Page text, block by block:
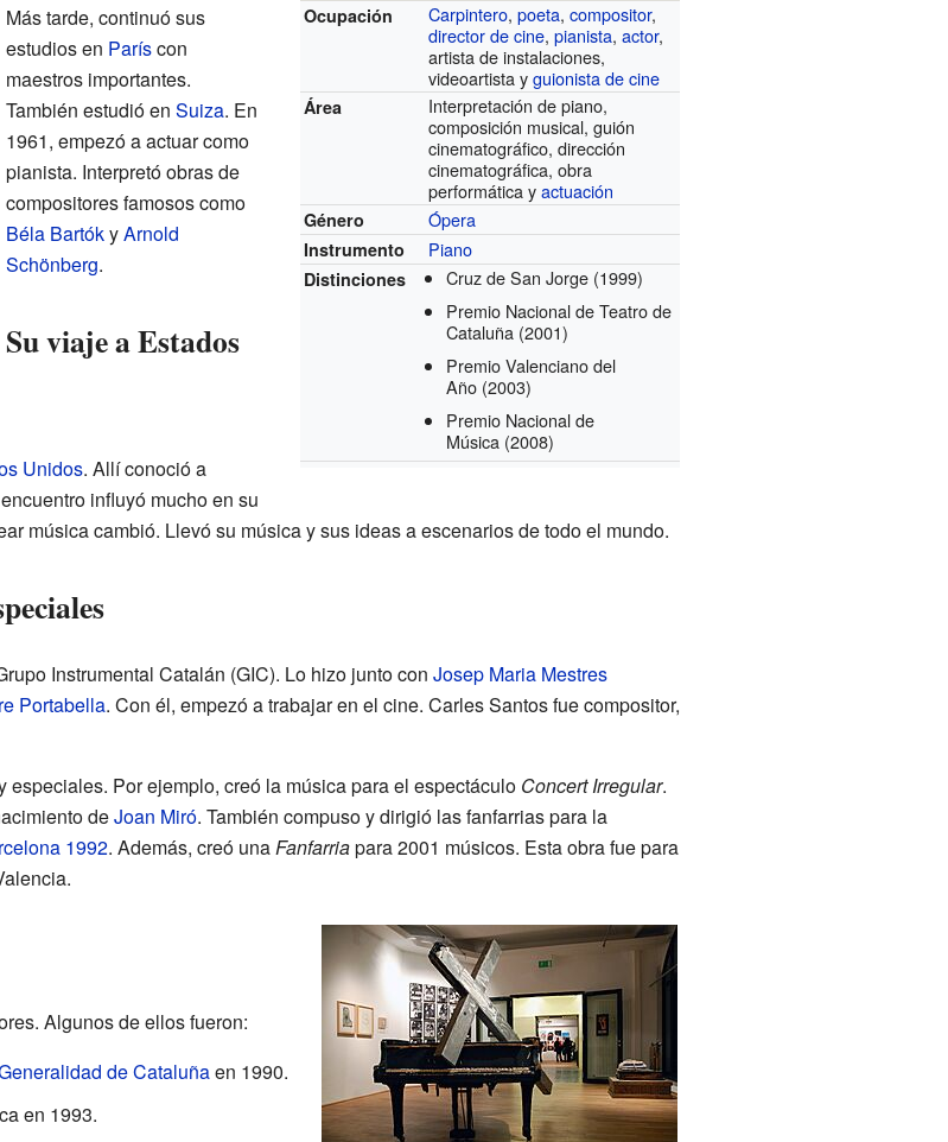
Ocupación
Carpintero,poeta,compositor,
director de cine,pianista,actor,
artista de instalaciones,
videoartista yguionista de cine
Área
Interpretación de piano,
composición musical, guión
cinematográfico, dirección
cinematográfica, obra
performática yactuación
Género Ópera
Instrumento Piano
Distinciones Cruz de San Jorge (1999)
Premio Nacional de Teatro de
Cataluña (2001)
Premio Valenciano del
Año (2003)
Premio Nacional de
Música (2008)
Más tarde, continuó sus
estudios en Paríscon
maestros importantes.
También estudió en Suiza. En
1961, empezó a actuar como
pianista. Interpretó obras de
compositores famosos como
Béla BartókyArnold
Schönberg.
Su viaje a Estados
Unidos. Allí conoció a
influyó mucho en su
música cambió. Llevó su música y sus ideas a escenarios de todo el mundo.
Instrumental Catalán (GIC). Lo hizo junto con Josep Maria Mestres
Portabella. Con él, empezó a trabajar en el cine. Carles Santos fue compositor,
Por ejemplo, creó la música para el espectáculo Concert Irregular.
deJoan Miró. También compuso y dirigió las fanfarrias para la
1992. Además, creó unaFanfarriapara 2001 músicos. Esta obra fue para
Algunos de ellos fueron:
de Cataluñaen 1990.
en 1993.